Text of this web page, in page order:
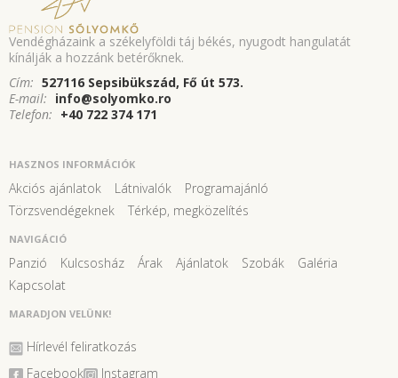
Vendégházaink a székelyföldi táj békés, nyugodt hangulatát
kínálják a hozzánk betérőknek.
Cím: 527116 Sepsibükszád, Fő út 573.
E-mail: info@solyomko.ro
Telefon: +40 722 374 171
HASZNOS INFORMÁCIÓK
Akciós ajánlatok Látnivalók
Programajánló
Törzsvendégeknek
Térkép, megközelítés
NAVIGÁCIÓ
Panzió Kulcsosház Árak Ajánlatok Szobák
Galéria
Kapcsolat
MARADJON VELÜNK!
Hírlevél feliratkozás
Facebook
Instagram